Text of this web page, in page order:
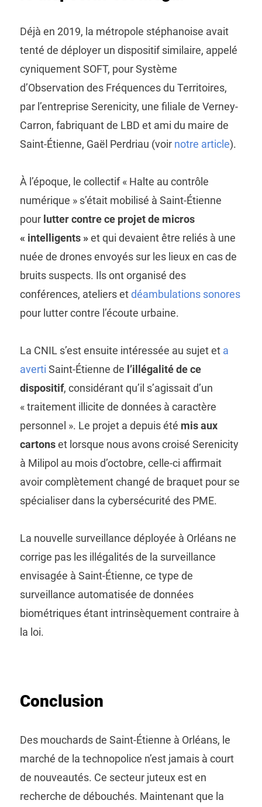
Déjà en 2019, la métropole stéphanoise avait
tenté de déployer un dispositif similaire, appelé
cyniquement SOFT, pour Système
d’Observation des Fréquences du Territoires,
par l’entreprise Serenicity, une filiale de Verney-
Carron, fabriquant de LBD et ami du maire de
Saint-Étienne, Gaël Perdriau (voir notre article).
À l’époque, le collectif « Halte au contrôle
numérique » s’était mobilisé à Saint-Étienne
pour lutter contre ce projet de micros
« intelligents »et qui devaient être reliés à une
nuée de drones envoyés sur les lieux en cas de
bruits suspects. Ils ont organisé des
conférences, ateliers etdéambulations sonores
pour lutter contre l’écoute urbaine.
La CNIL s’est ensuite intéressée au sujet et a
averti Saint-Étienne de l’illégalité de ce
dispositif, considérant qu’il s’agissait d’un
« traitement illicite de données à caractère
personnel ». Le projet a depuis été mis aux
cartonset lorsque nous avons croisé Serenicity
à Milipol au mois d’octobre, celle-ci affirmait
avoir complètement changé de braquet pour se
spécialiser dans la cybersécurité des PME.
La nouvelle surveillance déployée à Orléans ne
corrige pas les illégalités de la surveillance
envisagée à Saint-Étienne, ce type de
surveillance automatisée de données
biométriques étant intrinsèquement contraire à
la loi.
Conclusion
Des mouchards de Saint-Étienne à Orléans, le
marché de la technopolice n’est jamais à court
de nouveautés. Ce secteur juteux est en
recherche de débouchés. Maintenant que la